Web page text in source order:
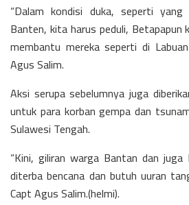
“Dalam kondisi duka, seperti
Banten, kita harus peduli, Betapapun
membantu mereka seperti di
Agus Salim.
Aksi serupa sebelumnya juga
untuk para korban gempa dan
Sulawesi Tengah.
“Kini, giliran warga Bantan dan
diterba bencana dan butuh uuran
Capt Agus Salim.(helmi).